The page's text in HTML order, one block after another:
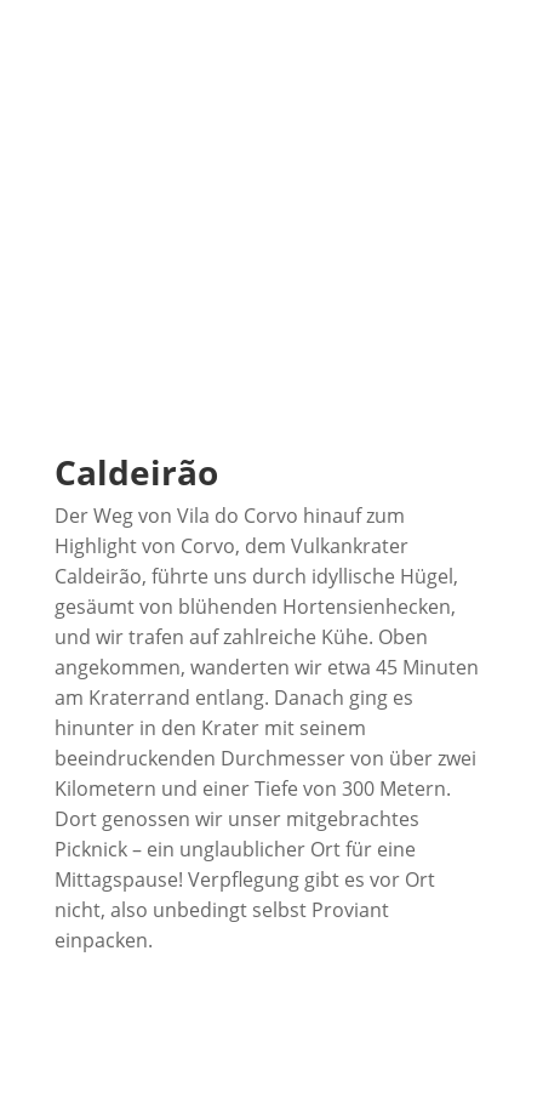
Caldeirão
Der Weg von Vila do Corvo hinauf zum
Highlight von Corvo, dem Vulkankrater
Caldeirão, führte uns durch idyllische Hügel,
gesäumt von blühenden Hortensienhecken,
und wir trafen auf zahlreiche Kühe. Oben
angekommen, wanderten wir etwa 45 Minuten
am Kraterrand entlang. Danach ging es
hinunter in den Krater mit seinem
beeindruckenden Durchmesser von über zwei
Kilometern und einer Tiefe von 300 Metern.
Dort genossen wir unser mitgebrachtes
Picknick – ein unglaublicher Ort für eine
Mittagspause! Verpflegung gibt es vor Ort
nicht, also unbedingt selbst Proviant
einpacken.